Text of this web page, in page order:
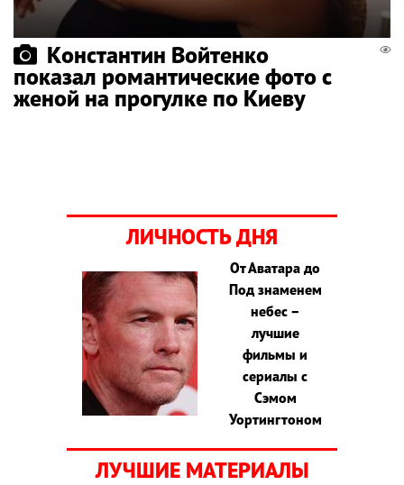
Константин Войтенко
показал романтические фото с
женой на прогулке по Киеву
ЛИЧНОСТЬ ДНЯ
От Аватара до
Под знаменем
небес –
лучшие
фильмы и
сериалы с
Сэмом
Уортингтоном
ЛУЧШИЕ МАТЕРИАЛЫ